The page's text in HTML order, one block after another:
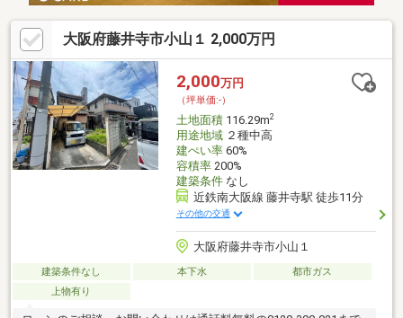
大阪府藤井寺市小山１ 2,000万円
2,000万円
（坪単価:-）
土地面積116.29m2
用途地域２種中高
建ぺい率60%
容積率200%
建築条件なし
近鉄南大阪線 藤井寺駅 徒歩11分
その他の交通
大阪府藤井寺市小山１
建築条件なし 本下水
都市ガス
上物有り